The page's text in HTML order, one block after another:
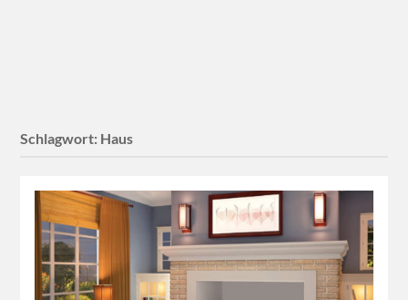
Schlagwort: Haus